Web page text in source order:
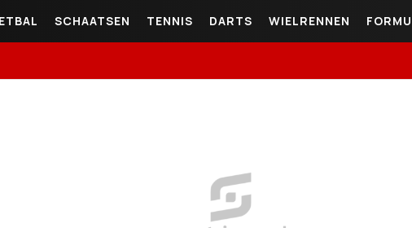
SCHAATSEN TENNIS DARTS WIELRENNEN